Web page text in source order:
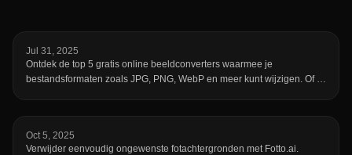
Jul 31, 2025
Ontdek de top 5 gratis online beeldconverters waarmee je
bestandsformaten zoals JPG, PNG, WebP en meer kunt wijzigen. Of je
Oct 5, 2025
Verwijder eenvoudig ongewenste fotachtergronden met Fotto.ai.